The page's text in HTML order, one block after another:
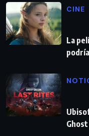
CINE
La